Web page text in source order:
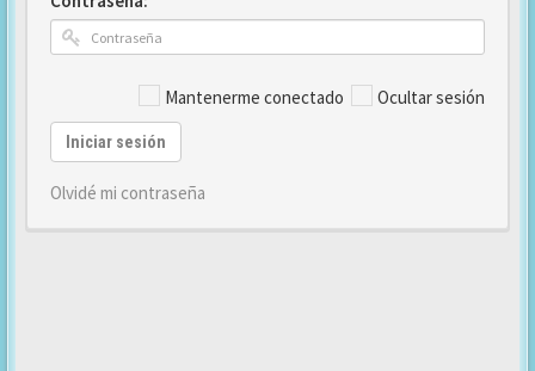
Mantenerme conectado Ocultar sesión
Iniciar sesión
Olvidé mi contraseña